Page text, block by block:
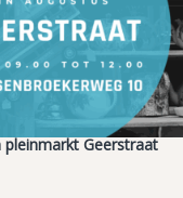
pleinmarkt Geerstraat